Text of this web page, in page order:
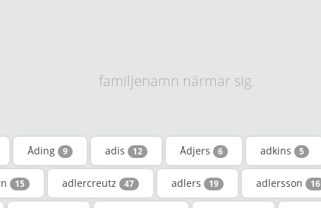
familjenamn närmar sig.
Åding 9 adis 12 Ådjers 6 adkins 5
15 adlercreutz 47 adlers 19 adlersson 16